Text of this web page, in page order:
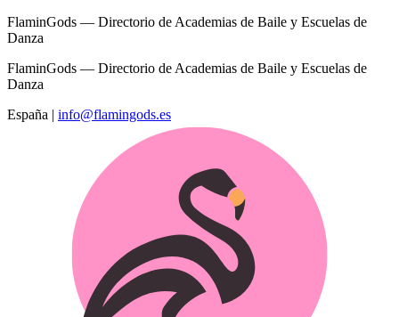
FlaminGods — Directorio de Academias de Baile y Escuelas de
Danza
FlaminGods — Directorio de Academias de Baile y Escuelas de
Danza
España | info@flamingods.es